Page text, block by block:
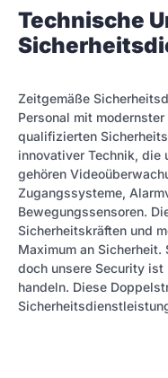
Technische
Zeitgemäße
Personal mit
qualifizierten
innovativer Technik, die
gehören
Zugangssysteme,
Bewegungssensoren.
Sicherheitskräften und
Maximum an
doch unsere Security
handeln. Diese